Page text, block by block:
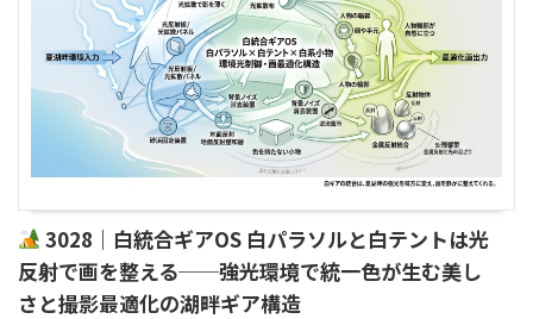
3028｜白統合ギアOS 白パラソルと白テントは光
反射で画を整える──強光環境で統一色が生む美し
さと撮影最適化の湖畔ギア構造